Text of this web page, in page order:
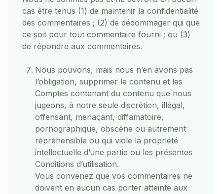
cas être tenus (1) de maintenir la confidentialité
des commentaires ; (2) de dédommager qui que
ce soit pour tout commentaire fourni ; ou (3)
de répondre aux commentaires.
Nous pouvons, mais nous n’en avons pas
l’obligation, supprimer le contenu et les
Comptes contenant du contenu que nous
jugeons, à notre seule discrétion, illégal,
offensant, menaçant, diffamatoire,
pornographique, obscène ou autrement
répréhensible ou qui viole la propriété
intellectuelle d’une partie ou les présentes
Conditions d’utilisation.
Vous convenez que vos commentaires ne
doivent en aucun cas porter atteinte aux